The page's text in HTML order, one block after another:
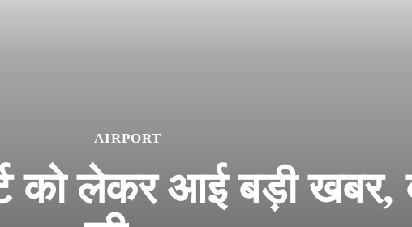
AIRPORT
को लेकर आई बड़ी खबर,